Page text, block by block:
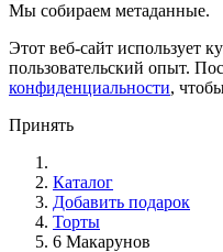
Мы собираем метаданные.
Этот веб-сайт использует
пользовательский опыт.
конфиденциальности,
Принять
Каталог
Добавить подарок
Торты
6 Макарунов